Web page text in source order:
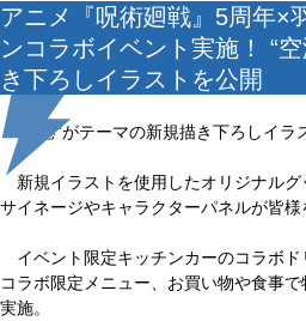
アニメ『呪術廻戦』5周年×
ンコラボイベント実施！ “
き下ろしイラストを公開
“空港”がテーマの新規描き下ろしイラ
新規イラストを使用したオリジナルグ
サイネージやキャラクターパネルが皆様
イベント限定キッチンカーのコラボド
コラボ限定メニュー、お買い物や食事
実施。